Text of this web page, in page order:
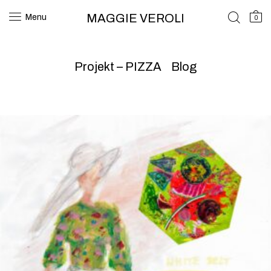
Menu MAGGIE VEROLI 0
Projekt – PIZZA Blog